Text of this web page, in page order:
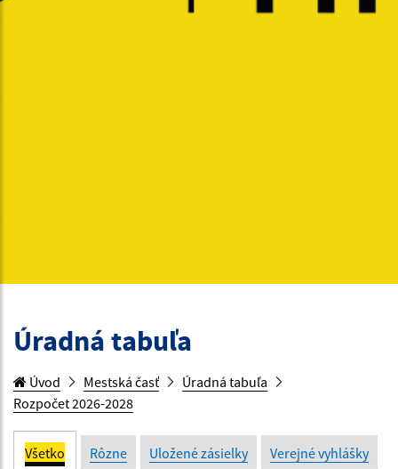
Úradná tabuľa
Úvod Mestská časť
Úradná tabuľa
Rozpočet 2026-2028
Všetko Rôzne Uložené zásielky Verejné vyhlášky